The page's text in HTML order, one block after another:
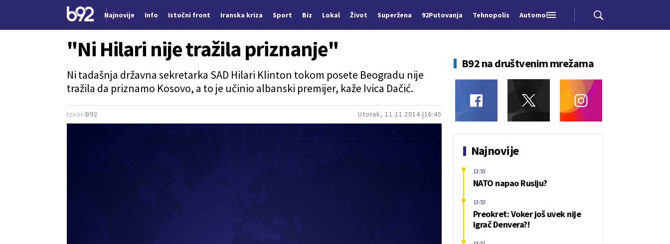
Najnovije Info Istočni front Iranska kriza Sport Biz Lokal Život Superžena 92Putovanja Tehnopolis Automobili
Utorak, 11.11.2014. 16:45
"Ni Hilari nije tražila priznanje"
Ni tadašnja državna sekretarka SAD Hilari Klinton tokom posete Beogradu nije
tražila da priznamo Kosovo, a to je učinio albanski premijer, kaže Ivica Dačić.
Izvor:B92
B92 na društvenim mrežama
Najnovije
NATO napao Rusiju?
13:53
Preokret: Voker još uvek nije
igrač Denvera?!
13:53